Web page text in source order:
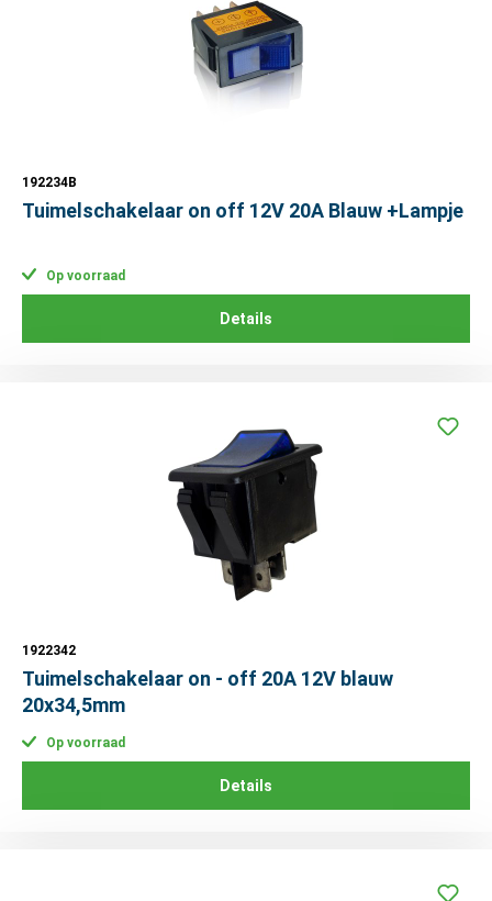
192234B
Tuimelschakelaar on off 12V 20A Blauw +Lampje
Op voorraad
Details
1922342
Tuimelschakelaar on - off 20A 12V blauw
20x34,5mm
Op voorraad
Details